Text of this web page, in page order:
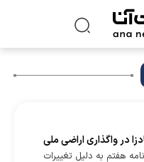
در واگذاری اراضی ملی
هفتم به دلیل تغییرات